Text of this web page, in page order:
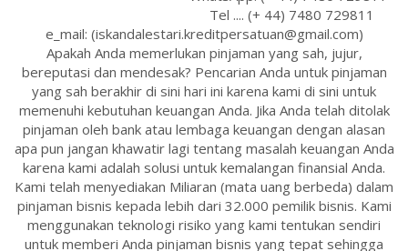
Tel .... (+ 44) 7480 729811
e_mail: (iskandalestari.kreditpersatuan@gmail.com)
Apakah Anda memerlukan pinjaman yang sah, jujur,
bereputasi dan mendesak? Pencarian Anda untuk pinjaman
yang sah berakhir di sini hari ini karena kami di sini untuk
memenuhi kebutuhan keuangan Anda. Jika Anda telah ditolak
pinjaman oleh bank atau lembaga keuangan dengan alasan
apa pun jangan khawatir lagi tentang masalah keuangan Anda
karena kami adalah solusi untuk kemalangan finansial Anda.
Kami telah menyediakan Miliaran (mata uang berbeda) dalam
pinjaman bisnis kepada lebih dari 32.000 pemilik bisnis. Kami
menggunakan teknologi risiko yang kami tentukan sendiri
untuk memberi Anda pinjaman bisnis yang tepat sehingga